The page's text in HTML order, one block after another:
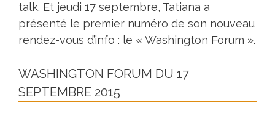
talk. Et jeudi 17 septembre, Tatiana a
présenté le premier numéro de son nouveau
rendez-vous d’info : le « Washington Forum ».
WASHINGTON FORUM DU 17
SEPTEMBRE 2015